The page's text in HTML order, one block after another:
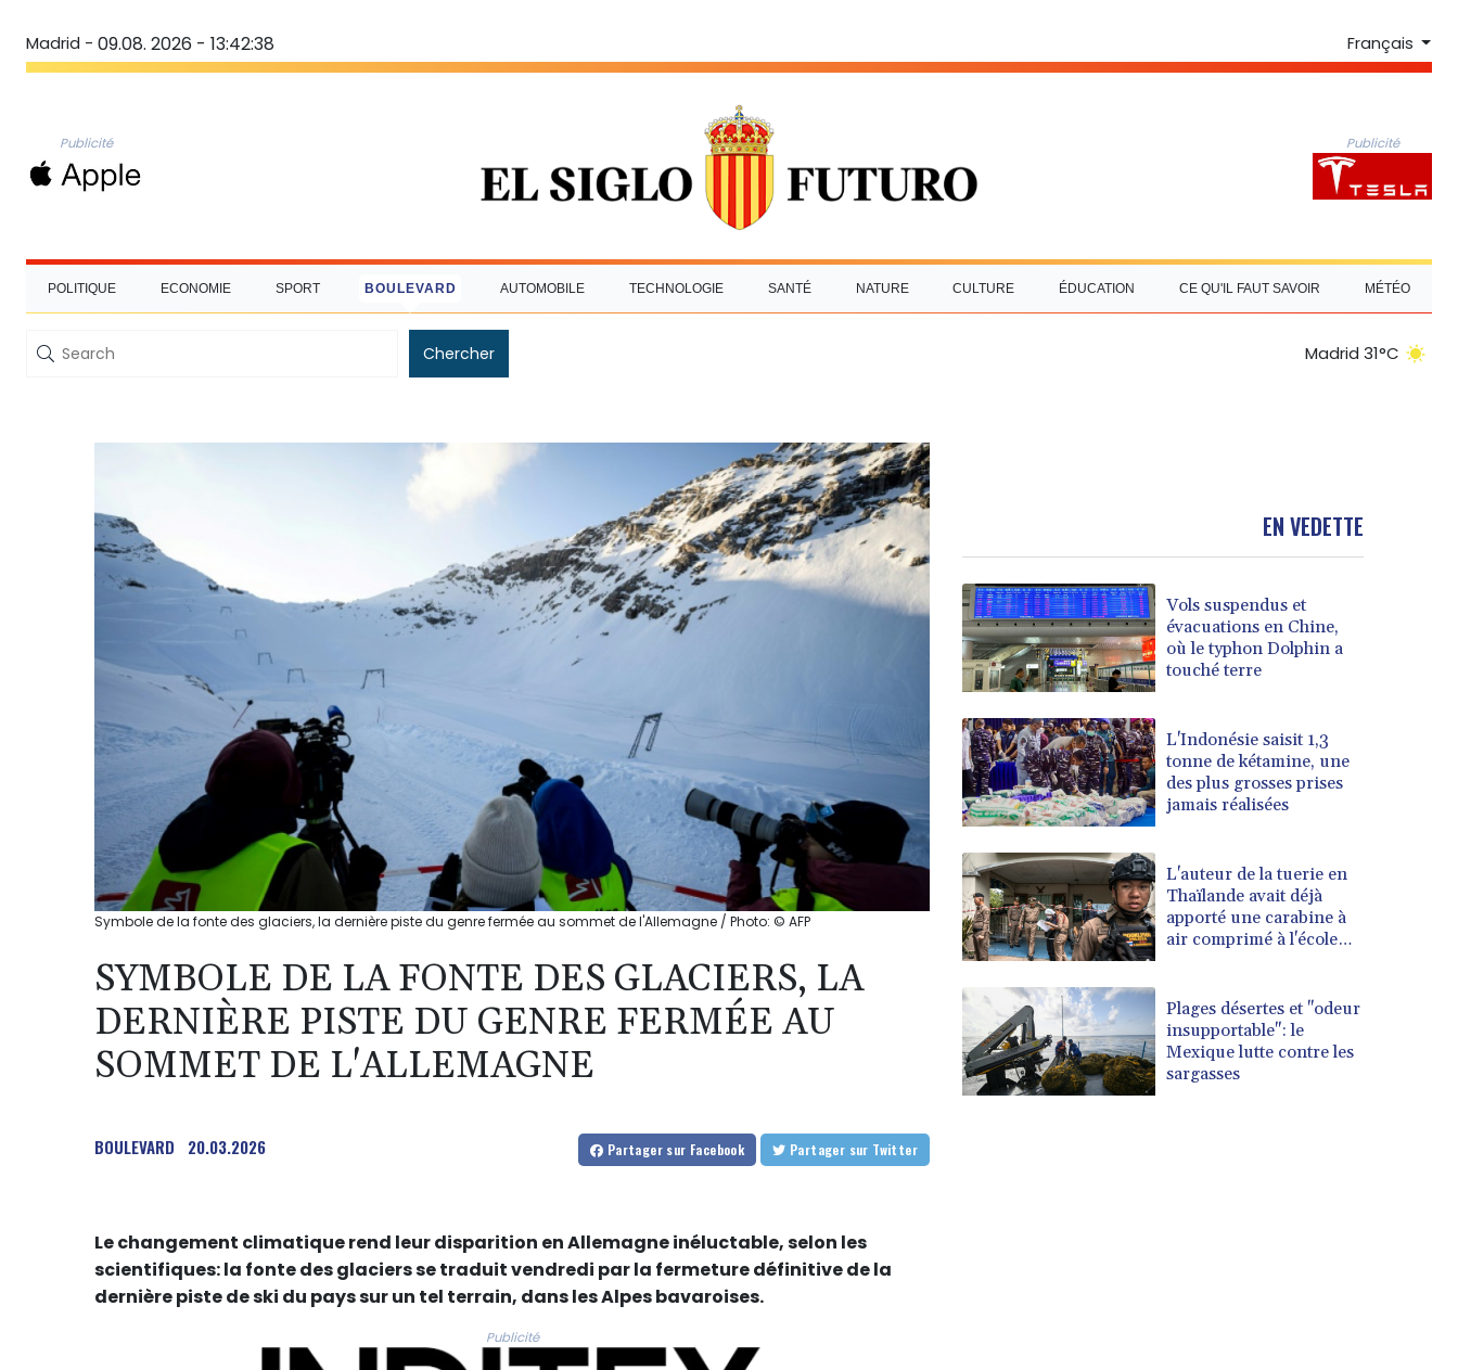
Madrid - 09.08. 2026 - 13:42:39 Français
Publicité Publicité
POLITIQUE ECONOMIE SPORT BOULEVARD AUTOMOBILE TECHNOLOGIE SANTÉ NATURE CULTURE ÉDUCATION CE QU'IL FAUT SAVOIR MÉTÉO
Chercher Madrid 31°C
Symbole de la fonte des glaciers, la dernière piste du genre fermée au sommet de l'Allemagne / Photo: © AFP
SYMBOLE DE LA FONTE DES GLACIERS, LA
DERNIÈRE PISTE DU GENRE FERMÉE AU
SOMMET DE L'ALLEMAGNE
BOULEVARD 20.03.2026 Partager sur Facebook Partager sur Twitter
Le changement climatique rend leur disparition en Allemagne inéluctable, selon les
scientifiques: la fonte des glaciers se traduit vendredi par la fermeture définitive de la
dernière piste de ski du pays sur un tel terrain, dans les Alpes bavaroises.
Publicité
EN VEDETTE
Vols suspendus et
évacuations en Chine,
où le typhon Dolphin a
touché terre
L'Indonésie saisit 1,3
tonne de kétamine, une
des plus grosses prises
jamais réalisées
L'auteur de la tuerie en
Thaïlande avait déjà
apporté une carabine à
air comprimé à l'école
Plages désertes et "odeur
insupportable": le
Mexique lutte contre les
sargasses